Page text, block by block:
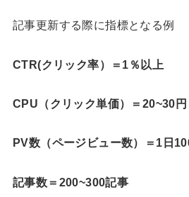
記事更新する際に指標となる例
CTR(クリック率）＝1％以上
CPU（クリック単価）＝20~30円
PV数（ページビュー数）＝1日
記事数＝200~300記事